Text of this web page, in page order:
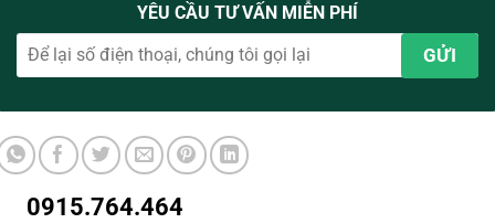
YÊU CẦU TƯ VẤN MIỄN PHÍ
0915.764.464